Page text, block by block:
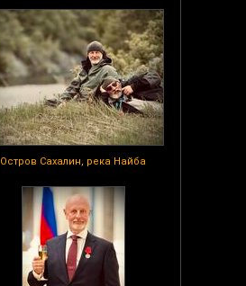
Остров Сахалин, река Найба